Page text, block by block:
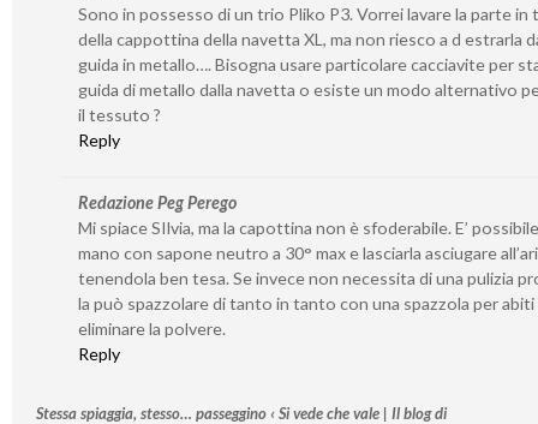
Sono in possesso di un trio Pliko P3. Vorrei lavare la parte in
della cappottina della navetta XL, ma non riesco a d estrarla
guida in metallo…. Bisogna usare particolare cacciavite per
guida di metallo dalla navetta o esiste un modo alternativo
il tessuto ?
Reply
Redazione Peg Perego
Mi spiace SIlvia, ma la capottina non è sfoderabile. E’
mano con sapone neutro a 30° max e lasciarla asciugare
tenendola ben tesa. Se invece non necessita di una pulizia
la può spazzolare di tanto in tanto con una spazzola per abiti
eliminare la polvere.
Reply
Stessa spiaggia, stesso… passeggino ‹ Si vede che vale | Il blog di